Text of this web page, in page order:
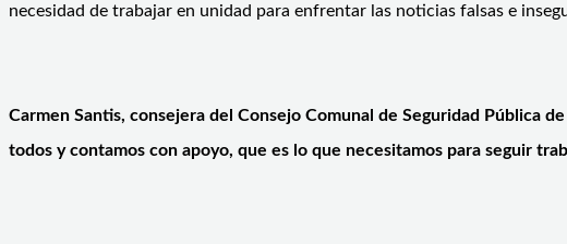
necesidad de trabajar en unidad para enfrentar las noticias falsas e
Carmen Santis, consejera del Consejo Comunal de Seguridad Pública
todos y contamos con apoyo, que es lo que necesitamos para seguir